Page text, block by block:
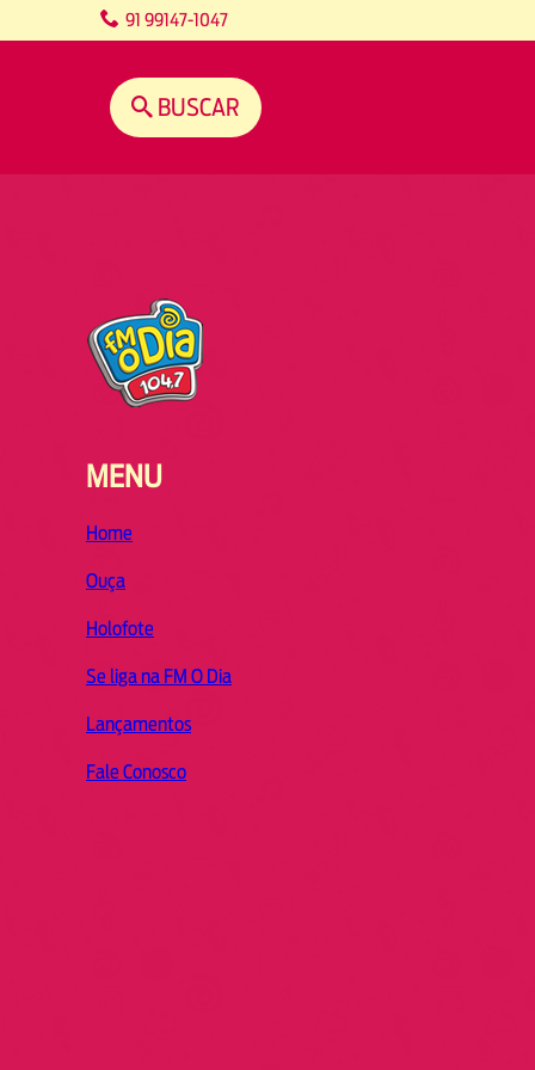
91 99147-1047
BUSCAR
MENU
Home
Ouça
Holofote
Se liga na FM O Dia
Lançamentos
Fale Conosco